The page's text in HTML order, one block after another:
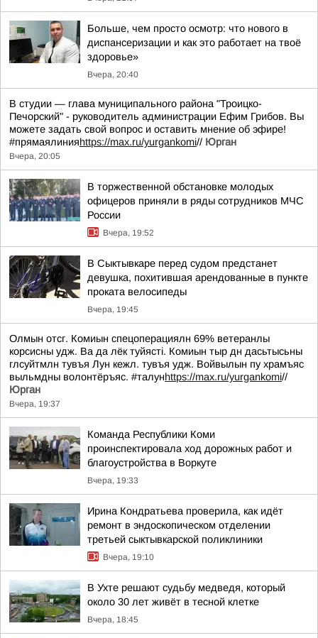
Больше, чем просто осмотр: что нового в
диспансеризации и как это работает на твоё
здоровье»
Вчера, 20:40
В студии — глава муниципального района "Троицко-
Печорский" - руководитель администрации Ефим Грибов. Вы
можете задать свой вопрос и оставить мнение об эфире!
#прямаялинияhttps://max.ru/yurgankomi// Юрган
Вчера, 20:05
В торжественной обстановке молодых
офицеров приняли в ряды сотрудников МЧС
России
Вчера, 19:52
В Сыктывкаре перед судом предстанет
девушка, похитившая арендованные в пункте
проката велосипеды
Вчера, 19:45
Олмын отсг. Комиын спецоперациялн 69% ветеранлы
корсисны удж. Ва да лёк туйясті. Комиын тыр дн дасьтысьны
глсуйтмлн тувъя Лун кежл. тувъя удж. Войвылын пу храмъяс
выльмдны волонтёръяс. #талунhttps://max.ru/yurgankomi//
Юрган
Вчера, 19:37
Команда Республики Коми
проинспектировала ход дорожных работ и
благоустройства в Воркуте
Вчера, 19:33
Ирина Кондратьева проверила, как идёт
ремонт в эндоскопическом отделении
третьей сыктывкарской поликлиники
Вчера, 19:10
В Ухте решают судьбу медведя, который
около 30 лет живёт в тесной клетке
Вчера, 18:45